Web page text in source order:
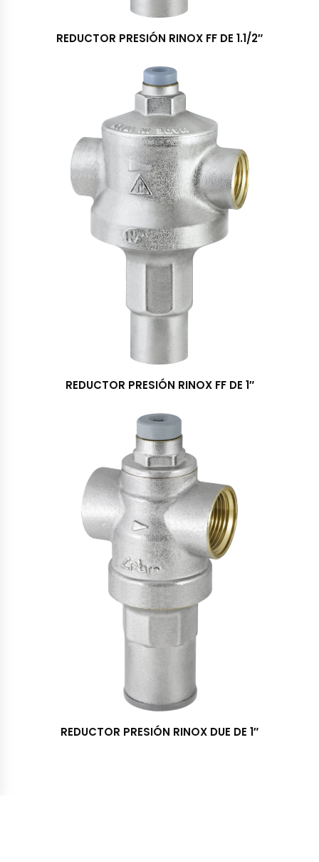
REDUCTOR PRESIÓN RINOX FF DE 1.1/2″
REDUCTOR PRESIÓN RINOX FF DE 1″
REDUCTOR PRESIÓN RINOX DUE DE 1″